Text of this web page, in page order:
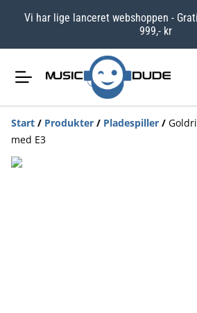
Vi har lige lanceret webshoppen -
999,- kr
Start / Produkter / Pladespiller /
med E3